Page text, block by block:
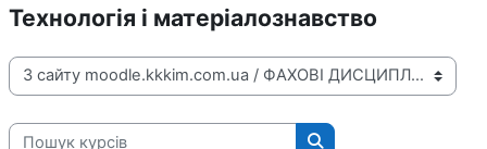
Технологія і матеріалознавство
Категорії курсів
Пошук курсів